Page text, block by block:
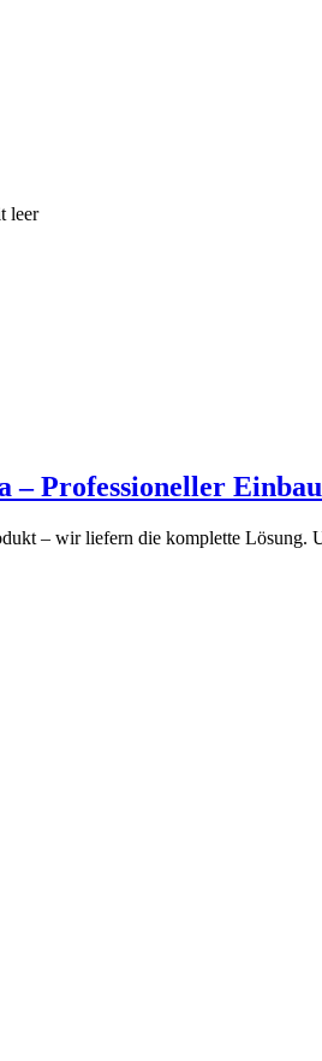
leer
– Professioneller
– wir liefern die komplette Lösung.